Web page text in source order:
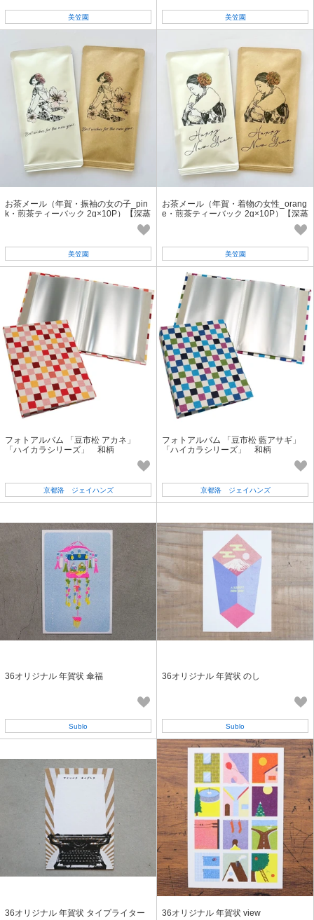
美笠園 美笠園
お茶メール（年賀・振袖の女の子_pin
k・煎茶ティーバック 2g×10P）【深蒸
美笠園
お茶メール（年賀・着物の女性_orang
e・煎茶ティーバック 2g×10P）【深蒸
美笠園
フォトアルバム 「豆市松 アカネ」
「ハイカラシリーズ」 和柄
京都洛 ジェイハンズ
フォトアルバム 「豆市松 藍アサギ」
「ハイカラシリーズ」 和柄
京都洛 ジェイハンズ
36オリジナル 年賀状 傘福
Sublo
36オリジナル 年賀状 のし
Sublo
36オリジナル 年賀状 タイプライター 36オリジナル 年賀状 view